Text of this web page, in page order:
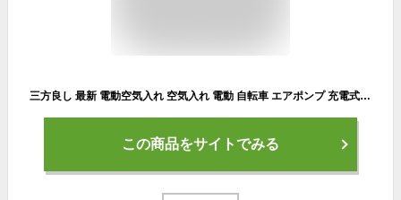
三方良し 最新 電動空気入れ 空気入れ 電動 自転車 エアポンプ 充電式 バイク サイクル 仏式 英式 米式 車 ロードバイク クロスバイク 空気入れ 携帯 軽量 小型 コンパクト 電動ポンプ 空気圧測定フランス式 バイク用 タイヤ 大容量バッテリー LED照明 ライト付き あす楽対応
この商品をサイトでみる